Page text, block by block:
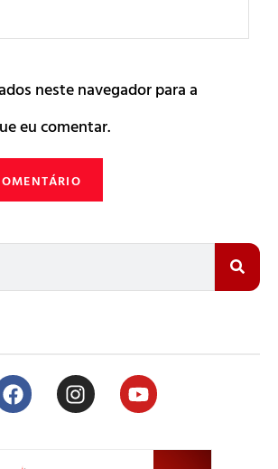
neste navegador para a
eu comentar.